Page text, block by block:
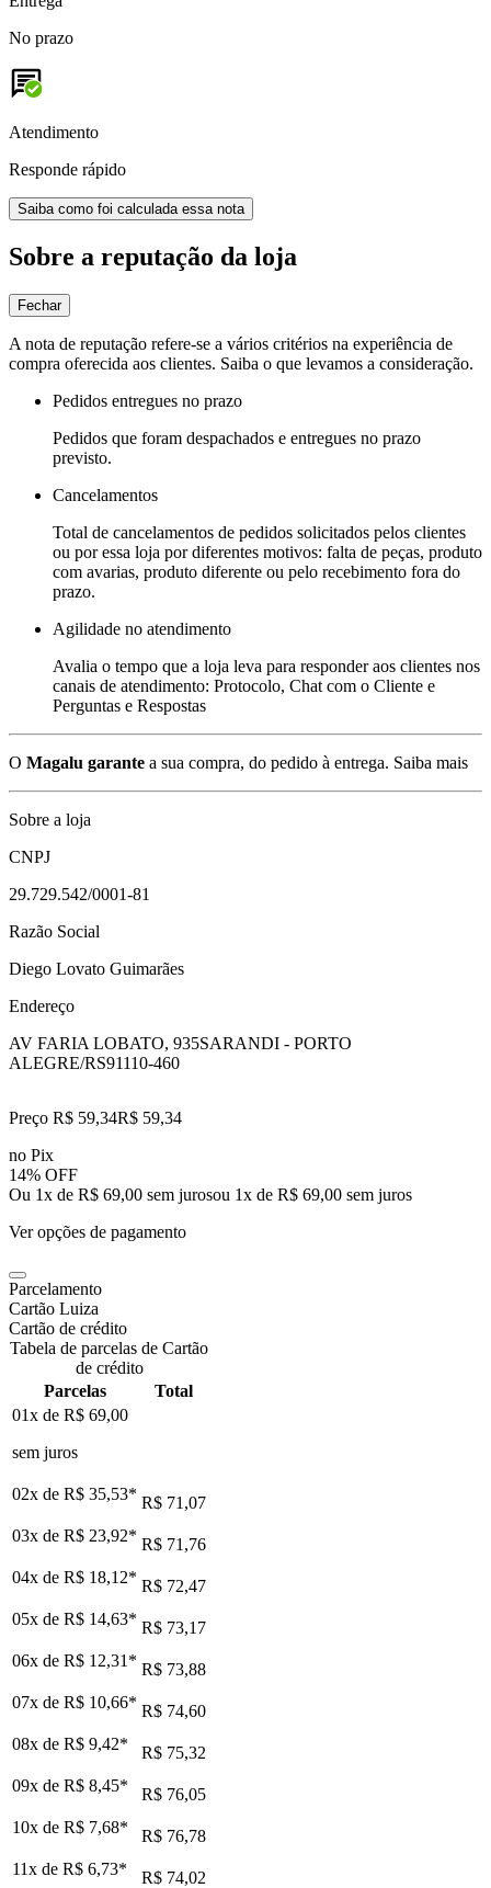
No prazo
Atendimento
Responde rápido
Saiba como foi calculada essa nota
Sobre a reputação da loja
Fechar
A nota de reputação refere-se a vários critérios na experiência de
compra oferecida aos clientes. Saiba o que levamos a consideração.
Pedidos entregues no prazo
Pedidos que foram despachados e entregues no prazo
previsto.
Cancelamentos
Total de cancelamentos de pedidos solicitados pelos clientes
ou por essa loja por diferentes motivos: falta de peças, produto
com avarias, produto diferente ou pelo recebimento fora do
prazo.
Agilidade no atendimento
Avalia o tempo que a loja leva para responder aos clientes nos
canais de atendimento: Protocolo, Chat com o Cliente e
Perguntas e Respostas
O Magalu garante a sua compra, do pedido à entrega. Saiba mais
Sobre a loja
CNPJ
29.729.542/0001-81
Razão Social
Diego Lovato Guimarães
Endereço
AV FARIA LOBATO, 935SARANDI - PORTO
ALEGRE/RS91110-460
Preço R$ 59,34R$ 59,34
no Pix
14% OFF
Ou 1x de R$ 69,00 sem jurosou 1x de R$ 69,00 sem juros
Ver opções de pagamento
Parcelamento
Cartão Luiza
Cartão de crédito
Tabela de parcelas de Cartão
de crédito
Parcelas
Total
01x de R$ 69,00
sem juros
02x de R$ 35,53* R$ 71,07
03x de R$ 23,92* R$ 71,76
04x de R$ 18,12* R$ 72,47
05x de R$ 14,63* R$ 73,17
06x de R$ 12,31 * R$ 73,88
07x de R$ 10,66* R$ 74,60
08x de R$ 9,42*
R$ 75,32
09x de R$ 8,45*
R$ 76,05
10x de R$ 7,68*
R$ 76,78
11x de R$ 6,73*
R$ 74,02